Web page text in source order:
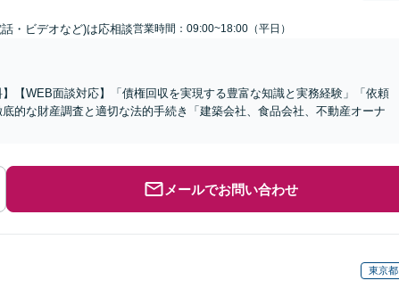
・ビデオなど)は応相談営業時間：09:00~18:00（平日）
【WEB面談対応】「債権回収を実現する豊富な知識と実務経験」「依頼
的な財産調査と適切な法的手続き「建築会社、食品会社、不動産オーナ
メールでお問い合わせ
東京都